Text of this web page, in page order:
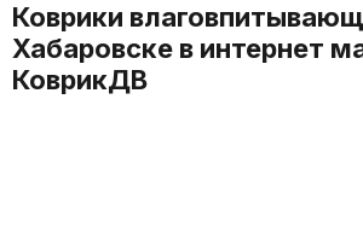
Коврики
Хабаровске в интернет
КоврикДВ
Для того, чтобы купить в Хабаровске